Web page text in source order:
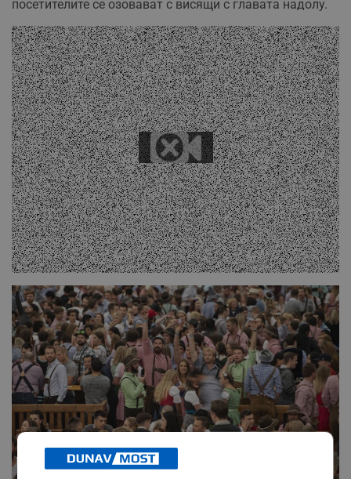
посетителите се озовават с висящи с главата надолу.